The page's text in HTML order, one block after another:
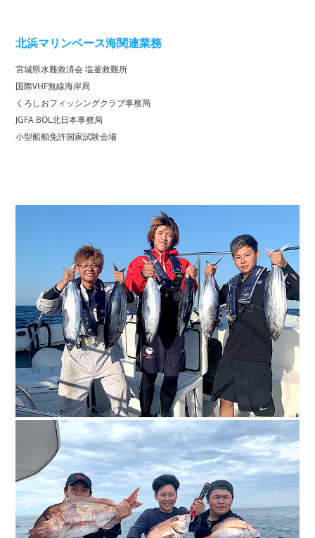
北浜マリンベース海関連業務
宮城県水難救済会 塩釜救難所
国際VHF無線海岸局
くろしおフィッシングクラブ事務局
JGFA BOL北日本事務局
小型船舶免許国家試験会場